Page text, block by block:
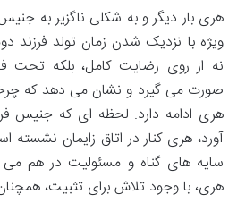
هری بار دیگر و به شکلی ناگزیر به
ویژه با نزدیک شدن زمان تولد فرزند
نه از روی رضایت کامل، بلکه تحت
صورت می گیرد و نشان می دهد که
هری ادامه دارد. لحظه ای که جنیس
آورد، هری کنار در اتاق زایمان
سایه های گناه و مسئولیت در هم می
هری، با وجود تلاش برای تثبیت،